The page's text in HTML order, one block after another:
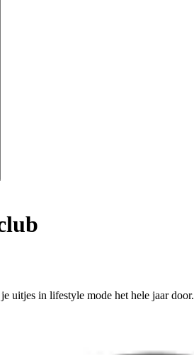
uitjes in lifestyle mode het hele jaar door.